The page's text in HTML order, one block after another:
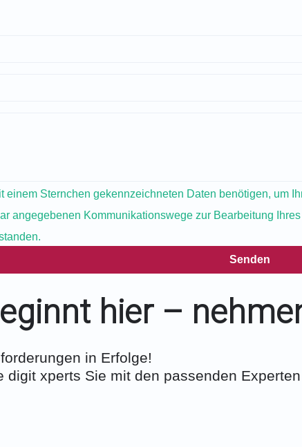
einem Sternchen gekennzeichneten Daten benötigen, um
angegebenen Kommunikationswege zur Bearbeitung
Senden
hier –
in Erfolge!
digit xperts Sie mit den passenden